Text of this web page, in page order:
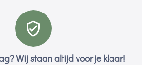
Wij staan altijd voor je klaar!